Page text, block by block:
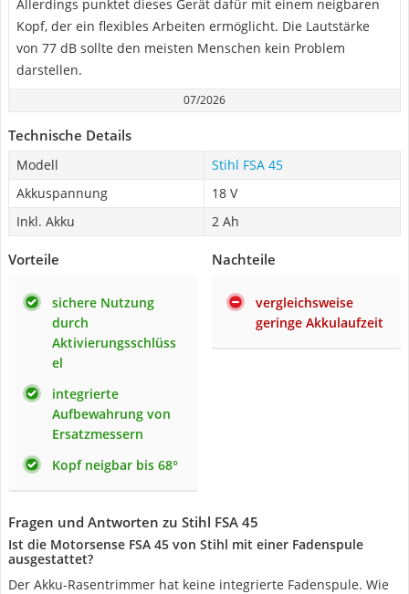
Allerdings punktet dieses Gerät dafür mit einem neigbaren
Kopf, der ein flexibles Arbeiten ermöglicht. Die Lautstärke
von 77 dB sollte den meisten Menschen kein Problem
darstellen.
07/2026
Technische Details
Modell
Stihl FSA 45
Akkuspannung
18 V
Inkl. Akku
2 Ah
Vorteile
sichere Nutzung
durch
Aktivierungsschlüss
el
integrierte
Aufbewahrung von
Ersatzmessern
Kopf neigbar bis 68°
Nachteile
vergleichsweise
geringe Akkulaufzeit
Fragen und Antworten zu Stihl FSA 45
Ist die Motorsense FSA 45 von Stihl mit einer Fadenspule
ausgestattet?
Der Akku-Rasentrimmer hat keine integrierte Fadenspule. Wie